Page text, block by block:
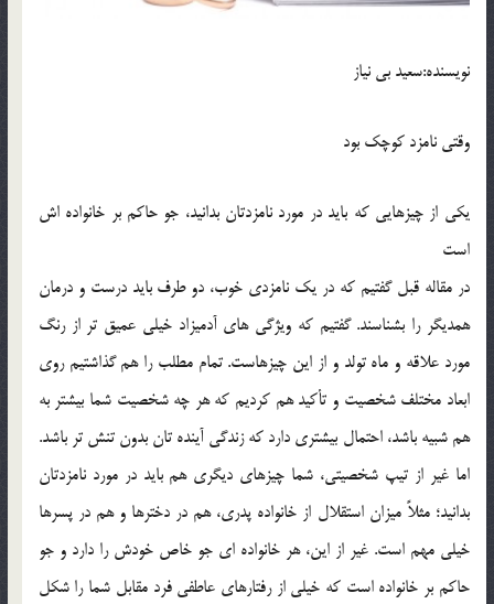
نویسنده:سعيد بي نياز
وقتي نامزد کوچک بود
يکي از چيزهايي که بايد در مورد نامزدتان بدانيد، جو حاکم بر خانواده اش
است
در مقاله قبل گفتيم که در يک نامزدي خوب، دو طرف بايد درست و درمان
همديگر را بشناسند. گفتيم که ويژگي هاي آدميزاد خيلي عميق تر از رنگ
مورد علاقه و ماه تولد و از اين چيزهاست. تمام مطلب را هم گذاشتيم روي
ابعاد مختلف شخصيت و تأکيد هم کرديم که هر چه شخصيت شما بيشتر به
هم شبيه باشد، احتمال بيشتري دارد که زندگي آينده تان بدون تنش تر باشد.
اما غير از تيپ شخصيتي، شما چيزهاي ديگري هم بايد در مورد نامزدتان
بدانيد؛ مثلاً ميزان استقلال از خانواده پدري، هم در دخترها و هم در پسرها
خيلي مهم است. غير از اين، هر خانواده اي جو خاص خودش را دارد و جو
حاکم بر خانواده است که خيلي از رفتارهاي عاطفي فرد مقابل شما را شکل